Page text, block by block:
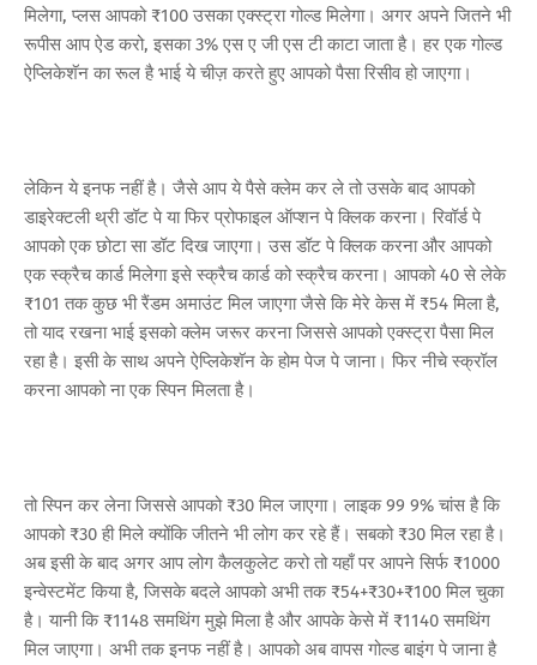
मिलेगा, प्लस आपको ₹100 उसका एक्स्ट्रा गोल्ड मिलेगा। अगर अपने जितने भी
रूपीस आप ऐड करो, इसका 3% एस ए जी एस टी काटा जाता है। हर एक गोल्ड
ऐप्लिकेशॅन का रूल है भाई ये चीज़ करते हुए आपको पैसा रिसीव हो जाएगा।
लेकिन ये इनफ नहीं है। जैसे आप ये पैसे क्लेम कर ले तो उसके बाद आपको
डाइरेक्टली थ्री डॉट पे या फिर प्रोफाइल ऑप्शन पे क्लिक करना। रिवॉर्ड पे
आपको एक छोटा सा डॉट दिख जाएगा। उस डॉट पे क्लिक करना और आपको
एक स्क्रैच कार्ड मिलेगा इसे स्क्रैच कार्ड को स्क्रैच करना। आपको 40 से लेके
₹101 तक कुछ भी रैंडम अमाउंट मिल जाएगा जैसे कि मेरे केस में ₹54 मिला है,
तो याद रखना भाई इसको क्लेम जरूर करना जिससे आपको एक्स्ट्रा पैसा मिल
रहा है। इसी के साथ अपने ऐप्लिकेशॅन के होम पेज पे जाना। फिर नीचे स्क्रॉल
करना आपको ना एक स्पिन मिलता है।
तो स्पिन कर लेना जिससे आपको ₹30 मिल जाएगा। लाइक 99 9% चांस है कि
आपको ₹30 ही मिले क्योंकि जीतने भी लोग कर रहे हैं। सबको ₹30 मिल रहा है।
अब इसी के बाद अगर आप लोग कैलकुलेट करो तो यहाँ पर आपने सिर्फ ₹1000
इन्वेस्टमेंट किया है, जिसके बदले आपको अभी तक ₹54+₹30+₹100 मिल चुका
है। यानी कि ₹1148 समथिंग मुझे मिला है और आपके केसे में ₹1140 समथिंग
मिल जाएगा। अभी तक इनफ नहीं है। आपको अब वापस गोल्ड बाइंग पे जाना है